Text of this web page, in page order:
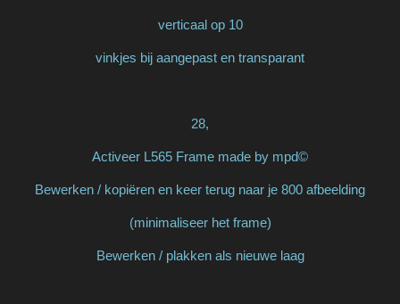
verticaal op 10
vinkjes bij aangepast en transparant
28,
Activeer L565 Frame made by mpd©
Bewerken / kopiëren en keer terug naar je 800 afbeelding
(minimaliseer het frame)
Bewerken / plakken als nieuwe laag